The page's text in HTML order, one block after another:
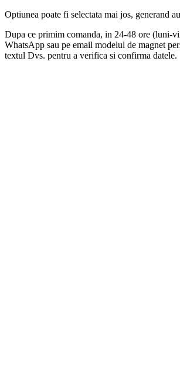
Optiunea poate fi selectata mai jos, generand
Dupa ce primim comanda, in 24-48 ore (luni-
WhatsApp sau pe email modelul de magnet
textul Dvs. pentru a verifica si confirma datele.